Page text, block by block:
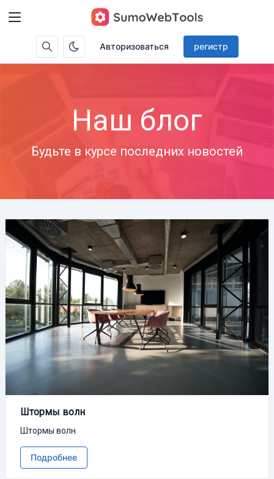
Авторизоваться регистр
Наш блог
Будьте в курсе последних новостей
Штормы волн
Штормы волн
Подробнее